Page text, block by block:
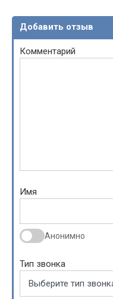
Добавить отзыв
Комментарий
Имя
Анонимно
Тип звонка